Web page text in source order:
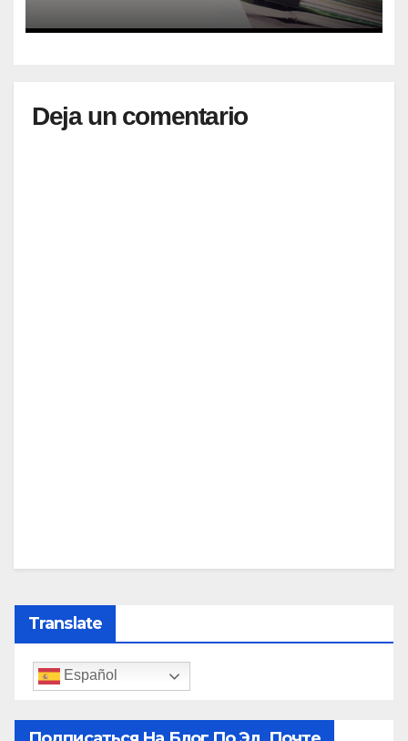
Deja un comentario
Translate
Español